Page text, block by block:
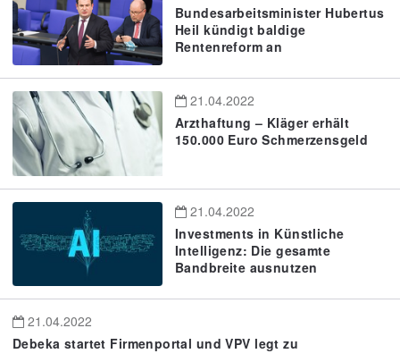
Bundesarbeitsminister Hubertus
Heil kündigt baldige
Rentenreform an
21.04.2022
Arzthaftung – Kläger erhält
150.000 Euro Schmerzensgeld
21.04.2022
Investments in Künstliche
Intelligenz: Die gesamte
Bandbreite ausnutzen
21.04.2022
Debeka startet Firmenportal und VPV legt zu